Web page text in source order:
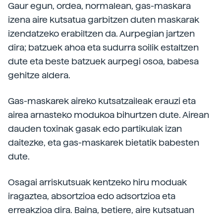
Gaur egun, ordea, normalean, gas-maskara
izena aire kutsatua garbitzen duten maskarak
izendatzeko erabiltzen da. Aurpegian jartzen
dira; batzuek ahoa eta sudurra soilik estaltzen
dute eta beste batzuek aurpegi osoa, babesa
gehitze aldera.
Gas-maskarek aireko kutsatzaileak erauzi eta
airea arnasteko modukoa bihurtzen dute. Airean
dauden toxinak gasak edo partikulak izan
daitezke, eta gas-maskarek bietatik babesten
dute.
Osagai arriskutsuak kentzeko hiru moduak
iragaztea, absortzioa edo adsortzioa eta
erreakzioa dira. Baina, betiere, aire kutsatuan